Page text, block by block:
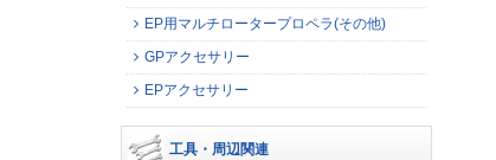
EP用マルチロータープロペラ(その他)
GPアクセサリー
EPアクセサリー
工具・周辺関連